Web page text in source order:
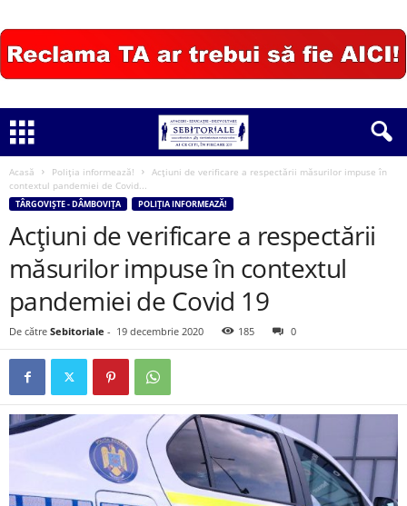
Acasă Poliția informează!
Acțiuni de verificare a respectării măsurilor impuse în
contextul pandemiei de Covid...
TÂRGOVIȘTE - DÂMBOVIȚA POLIȚIA INFORMEAZĂ!
Acțiuni de verificare a respectării
măsurilor impuse în contextul
pandemiei de Covid 19
De către Sebitoriale - 19 decembrie 2020 185 0